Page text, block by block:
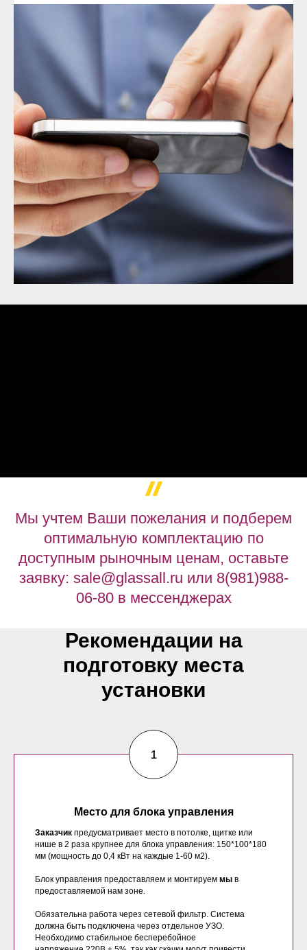
Мы учтем Ваши пожелания и подберем
оптимальную комплектацию по
доступным рыночным ценам, оставьте
заявку: sale@glassall.ru или 8(981)988-
06-80 в мессенджерах
Рекомендации на
подготовку места
установки
Место для блока управления
Заказчик предусматривает место в потолке, щитке или
нише в 2 раза крупнее для блока управления: 150*100*180
мм (мощность до 0,4 кВт на каждые 1-60 м2).
Блок управления предоставляем и монтируем мы в
предоставляемой нам зоне.
Обязательна работа через сетевой фильтр. Система
должна быть подключена через отдельное УЗО.
Необходимо стабильное бесперебойное